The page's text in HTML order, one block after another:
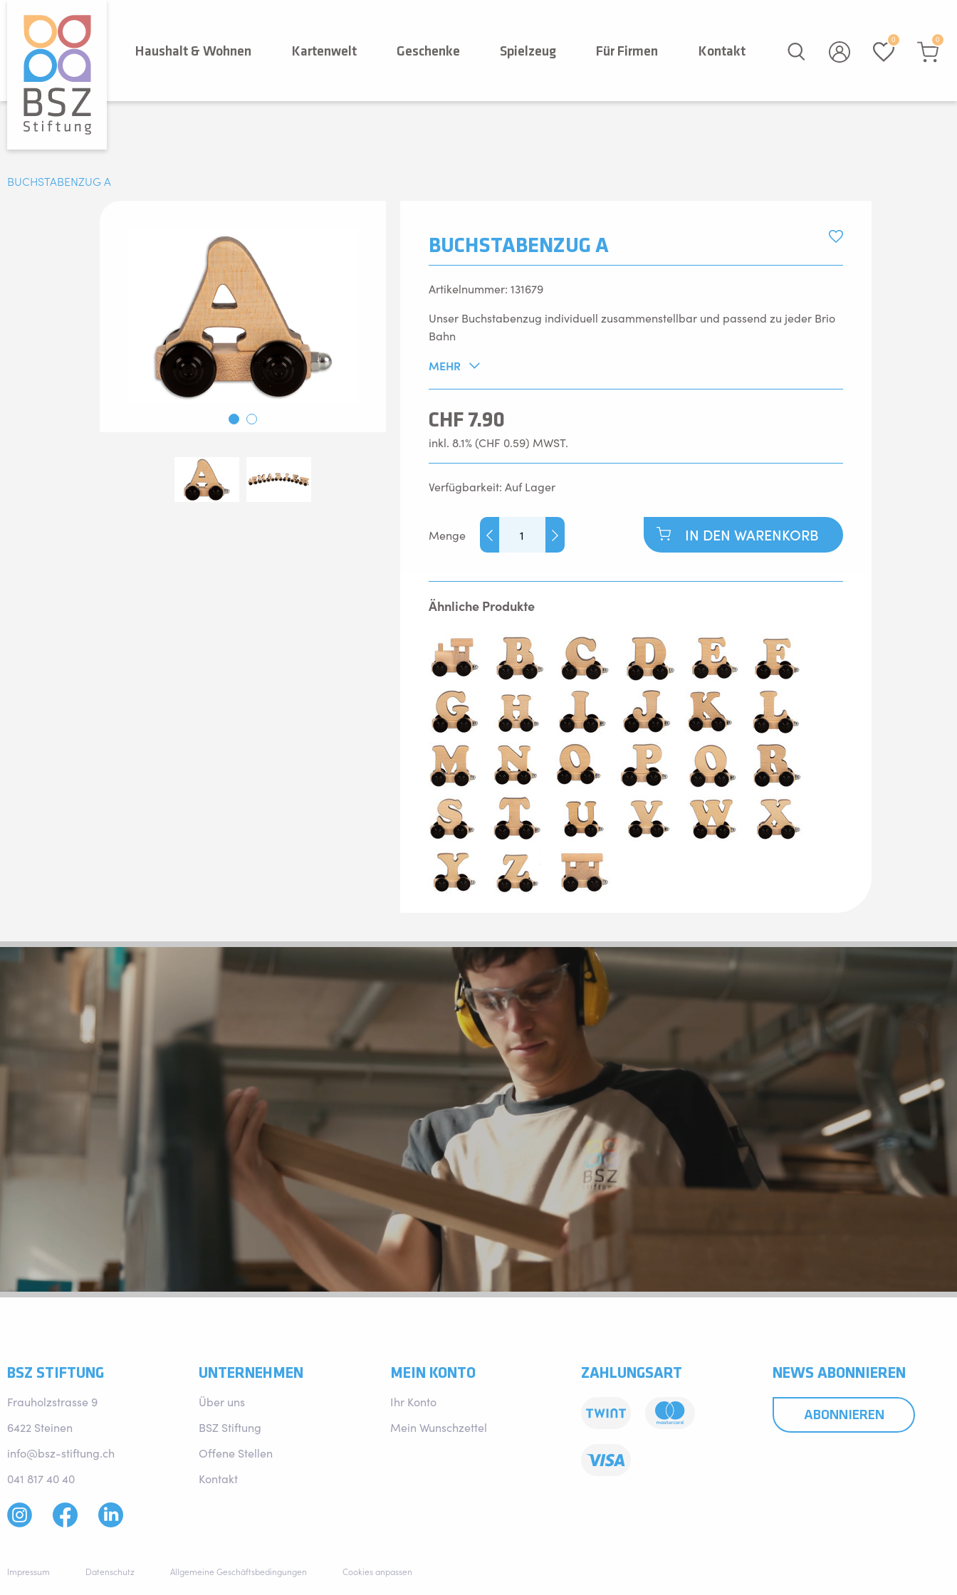
Haushalt & Wohnen Kartenwelt Geschenke Spielzeug Für Firmen Kontakt
0 0
BUCHSTABENZUG A
BUCHSTABENZUG A
Artikelnummer: 131679
Unser Buchstabenzug individuell zusammenstellbar und passend zu jeder Brio
Bahn
MEHR
CHF 7.90
inkl. 8.1% (CHF 0.59) MWST.
Verfügbarkeit: Auf Lager
Menge IN DEN WARENKORB
Ähnliche Produkte
BSZ STIFTUNG
Frauholzstrasse 9
6422 Steinen
info@bsz-stiftung.ch
041 817 40 40
UNTERNEHMEN
Über uns
BSZ Stiftung
Offene Stellen
Kontakt
MEIN KONTO
Ihr Konto
Mein Wunschzettel
ZAHLUNGSART NEWS ABONNIEREN
ABONNIEREN
Impressum Datenschutz Allgemeine Geschäftsbedingungen Cookies anpassen